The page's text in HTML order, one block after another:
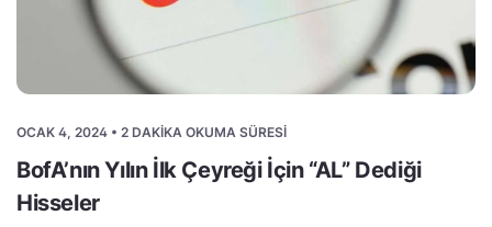
OCAK 4, 2024 • 2 DAKIKA OKUMA SÜRESI
BofA’nın Yılın İlk Çeyreği İçin “AL” Dediği
Hisseler